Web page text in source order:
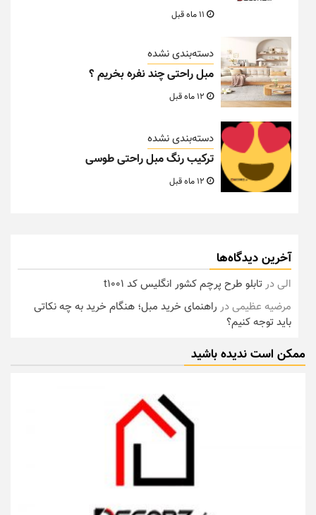
دسته‌بندی نشده
مبل راحتی چند نفره بخریم ؟
دسته‌بندی نشده
ترکیب رنگ مبل راحتی طوسی
آخرین دیدگاه‌ها
الیدرتابلو طرح پرچم کشور انگلیس کد t1001
مرضیه عظیمیدر راهنمای خرید مبل؛ هنگام خرید به چه نکاتی
باید توجه کنیم؟
ممکن است ندیده باشید